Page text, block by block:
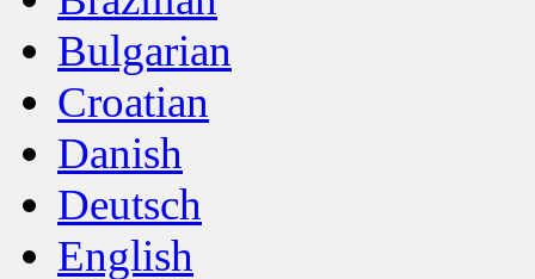
Bulgarian
Croatian
Danish
Deutsch
English